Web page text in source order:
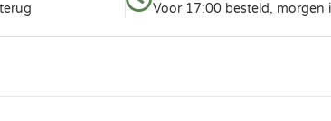
Voor 17:00 besteld, morgen